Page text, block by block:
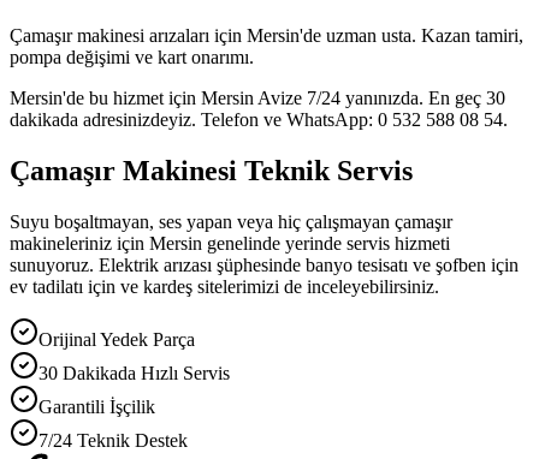
Çamaşır makinesi arızaları için Mersin'de uzman usta. Kazan tamiri,
pompa değişimi ve kart onarımı.
Mersin'de bu hizmet için Mersin Avize 7/24 yanınızda. En geç 30
dakikada adresinizdeyiz. Telefon ve WhatsApp: 0 532 588 08 54.
Çamaşır Makinesi Teknik Servis
Suyu boşaltmayan, ses yapan veya hiç çalışmayan çamaşır
makineleriniz için Mersin genelinde yerinde servis hizmeti
sunuyoruz. Elektrik arızası şüphesinde banyo tesisatı ve şofben için
ev tadilatı için ve kardeş sitelerimizi de inceleyebilirsiniz.
Orijinal Yedek Parça
30 Dakikada Hızlı Servis
Garantili İşçilik
7/24 Teknik Destek